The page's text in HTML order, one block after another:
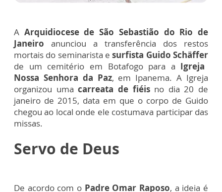
A Arquidiocese de São Sebastião do Rio de
Janeiro anunciou a transferência dos restos
mortais do seminarista esurfista Guido Schäffer
de um cemitério em Botafogo para a Igreja
Nossa Senhora da Paz, em Ipanema. A Igreja
organizou uma carreata de fiéisno dia 20 de
janeiro de 2015, data em que o corpo de Guido
chegou ao local onde ele costumava participar das
missas.
Servo de Deus
De acordo com o Padre Omar Raposo, a ideia é